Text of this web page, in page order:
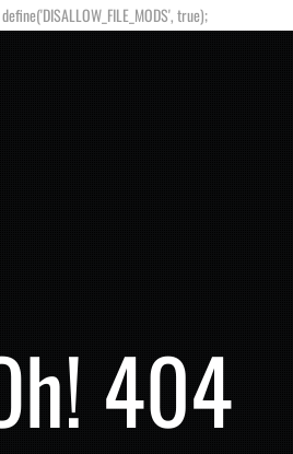
true);
404